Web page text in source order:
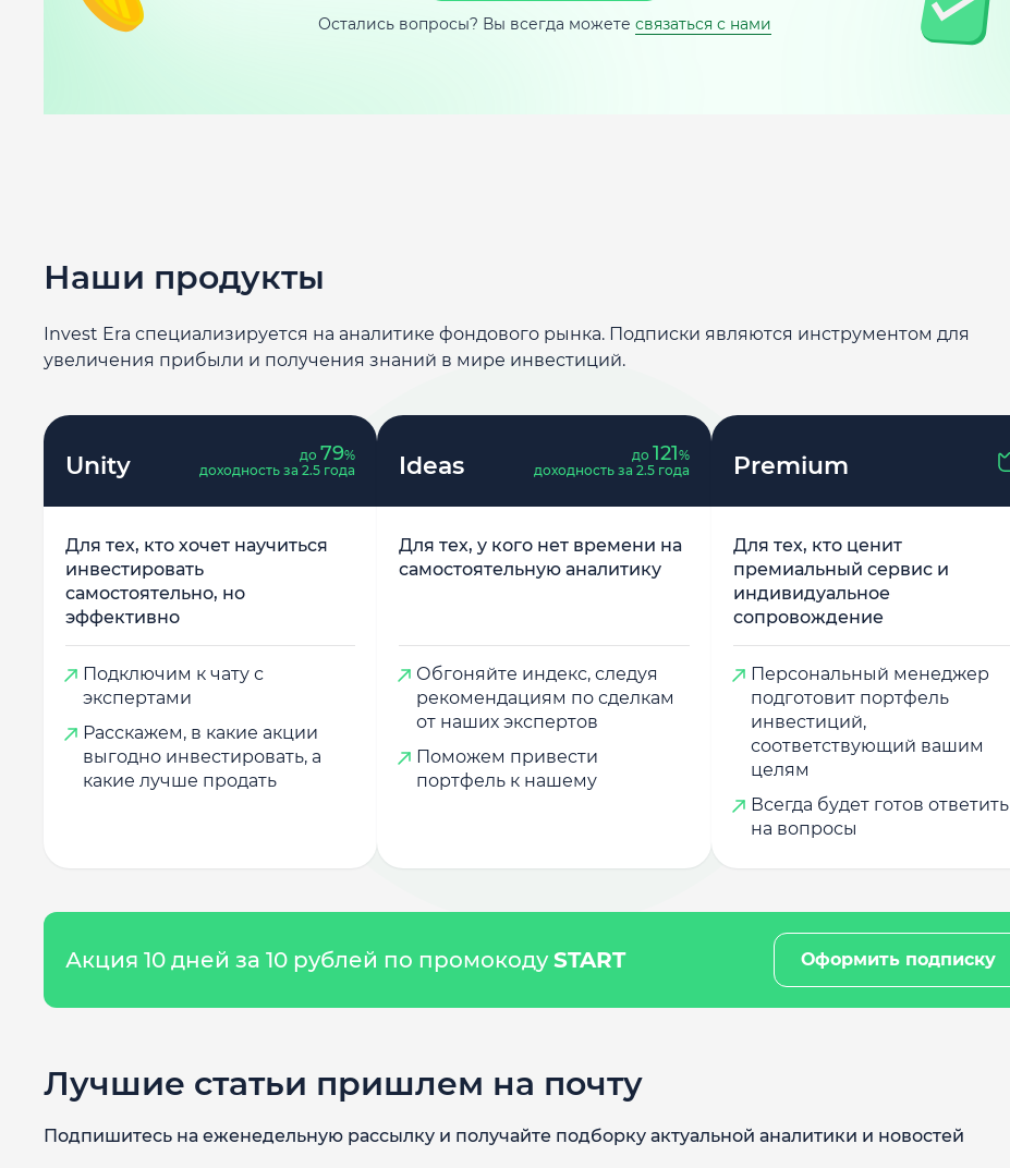
Остались вопросы? Вы всегда можете связаться с нами
Наши продукты
Invest Era специализируется на аналитике фондового рынка. Подписки являются инструментом для
увеличения прибыли и получения знаний в мире инвестиций.
Unity до79%
доходность за 2.5 года
Для тех, кто хочет научиться
инвестировать
самостоятельно, но
эффективно
Подключим к чату с
экспертами
Расскажем, в какие акции
выгодно инвестировать, а
какие лучше продать
Ideas до 121%
доходность за 2.5 года
Для тех, у кого нет времени на
самостоятельную аналитику
Обгоняйте индекс, следуя
рекомендациям по сделкам
от наших экспертов
Поможем привести
портфель к нашему
Premium
Для тех, кто ценит
премиальный сервис и
индивидуальное
сопровождение
Персональный менеджер
подготовит портфель
инвестиций,
соответствующий вашим
целям
Всегда будет готов ответить
на вопросы
Акция 10 дней за 10 рублей по промокодуSTART Оформить подписку
Лучшие статьи пришлем на почту
Подпишитесь на еженедельную рассылку и получайте подборку актуальной аналитики и новостей